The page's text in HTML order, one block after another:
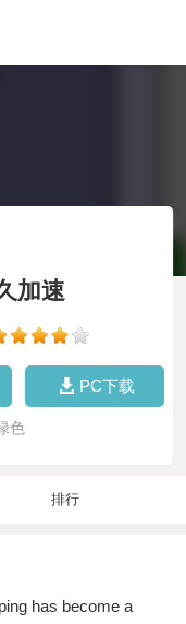
加速
PC下载
色
排行
has become a